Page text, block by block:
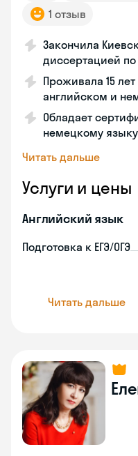
1 отзыв
Закончила
диссертацией
Проживала 15
английском и
Обладает
немецкому языку
Читать дальше
Услуги и цены
Английский язык
Подготовка к ЕГЭ/ОГЭ
Читать дальше